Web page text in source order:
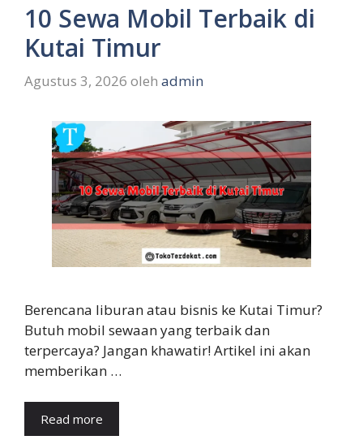
10 Sewa Mobil Terbaik di
Kutai Timur
Agustus 3, 2026 oleh admin
Berencana liburan atau bisnis ke Kutai Timur?
Butuh mobil sewaan yang terbaik dan
terpercaya? Jangan khawatir! Artikel ini akan
memberikan …
Read more